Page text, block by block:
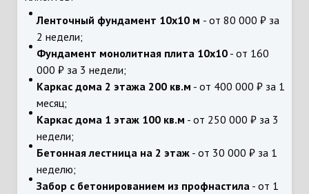
Ленточный фундамент 10х10 м - от 80 000 ₽ за
2 недели;
Фундамент монолитная плита 10х10 - от 160
000 ₽ за 3 недели;
Каркас дома 2 этажа 200 кв.м - от 400 000 ₽ за 1
месяц;
Каркас дома 1 этаж 100 кв.м - от 250 000 ₽ за 3
недели;
Бетонная лестница на 2 этаж - от 30 000 ₽ за 1
неделю;
Забор с бетонированием из профнастила - от 1